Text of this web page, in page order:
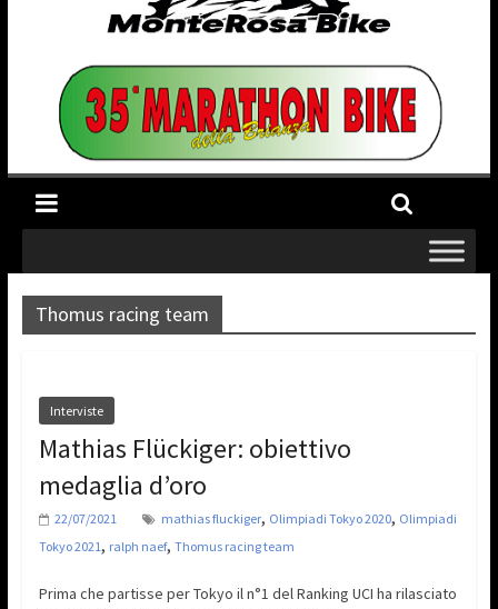
Thomus racing team
Interviste
Mathias Flückiger: obiettivo
medaglia d’oro
22/07/2021 mathias fluckiger, Olimpiadi Tokyo 2020, Olimpiadi
Tokyo 2021, ralph naef, Thomus racing team
Prima che partisse per Tokyo il n°1 del Ranking UCI ha rilasciato